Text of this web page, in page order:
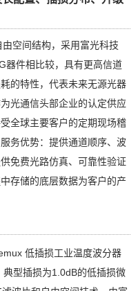
空间结构，采用富光科技
器件相比较，具有更高信道
的特性，代表未来无源光器
光通信头部企业的认定供应
全球主要客户的定期现场稽
务优势：提供通道顺序、波
免费光路仿真、可靠性验证
存储的底层数据为客户的产
低插损工业温度波分器
型插损为1.0dB的低插损微